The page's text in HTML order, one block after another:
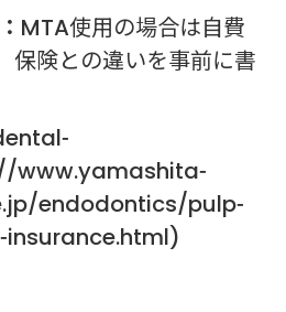
MTA使用の場合は自費
保険との違いを事前に書
www.yamashita-
endodontics/pulp-